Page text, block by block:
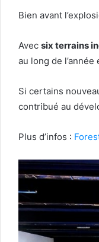
Bien avant
Avec six terrains
au long de
Si certains
contribué au
Plus d’infos :